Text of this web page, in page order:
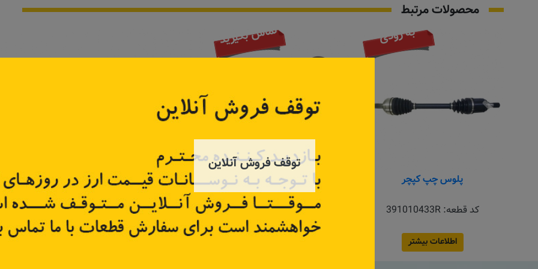
محصولات مرتبط
به زودی
پلوس چپ کپچر
کد قطعه:391010433R
اطلاعات بیشتر
تماس بگیرید
سر پلوس تندر ۹۰ دنده ای
کد قطعه:82004657
اطلاعات بیشتر
پلوس راست کپچر
کد قطعه:391006849R
قیمت: ۱۱٬۲۵۰٬۰۰۰ تومان
اطلاعات بیشتر
پلوس
کد
توقف فروش آنلاین